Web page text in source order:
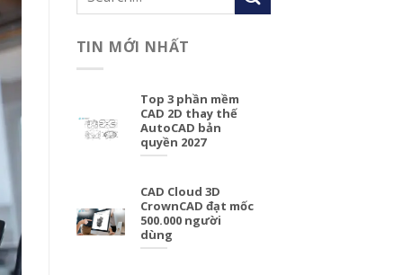
TIN MỚI NHẤT
Top 3 phần mềm
CAD 2D thay thế
AutoCAD bản
quyền 2027
CAD Cloud 3D
CrownCAD đạt mốc
500.000 người
dùng